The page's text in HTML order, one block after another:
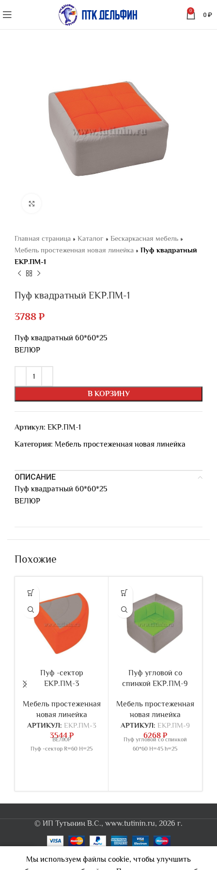
0
0 ₽
Главная страница » Каталог » Бескаркасная мебель »
Мебель простеженная новая линейка » Пуф квадратный
ЕКР.ПМ-1
Пуф квадратный ЕКР.ПМ-1
3788 ₽
Пуф квадратный 60*60*25
ВЕЛЮР
В КОРЗИНУ
Артикул: ЕКР.ПМ-1
Категория: Мебель простеженная новая линейка
ОПИСАНИЕ
Пуф квадратный 60*60*25
ВЕЛЮР
Похожие
Пуф -сектор
ЕКР.ПМ-3
Мебель простеженная
новая линейка
АРТИКУЛ: ЕКР.ПМ-3
3544₽
ВЕЛЮР
Пуф -сектор R=60 H=25
Пуф угловой со
спинкой ЕКР.ПМ-9
Мебель простеженная
новая линейка
АРТИКУЛ: ЕКР.ПМ-9
6268 ₽
Пуф угловой со спинкой
60*60 H=45 h=25
© ИП Тутынин В.С., www.tutinin.ru, 2026 г.
Мы используем файлы cookie, чтобы улучшить